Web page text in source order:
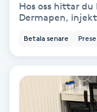
Fotmassage
Fotsvamp
Fotvård
Hos oss hittar du
Dermapen,
Betala senare